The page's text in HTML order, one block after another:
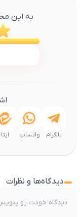
به این
تلگرام واتساپ ایتا
دیدگاه‌ها و نظرات